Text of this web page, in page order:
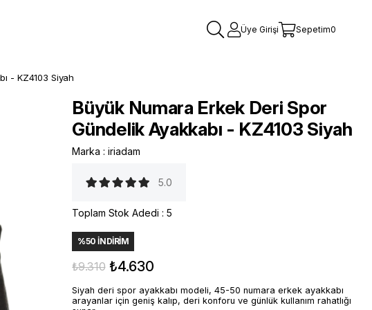
Üye Girişi Sepetim0
- KZ4103 Siyah
Büyük Numara Erkek Deri Spor
Gündelik Ayakkabı - KZ4103 Siyah
Marka : iriadam
5.0
Toplam Stok Adedi : 5
%50 İNDIRIM
₺9.310 ₺4.630
Siyah deri spor ayakkabı modeli, 45-50 numara erkek ayakkabı
arayanlar için geniş kalıp, deri konforu ve günlük kullanım rahatlığı